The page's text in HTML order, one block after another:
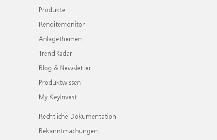
Produkte
Renditemonitor
Anlagethemen
TrendRadar
Blog & Newsletter
Produktwissen
My KeyInvest
Rechtliche Dokumentation
Bekanntmachungen